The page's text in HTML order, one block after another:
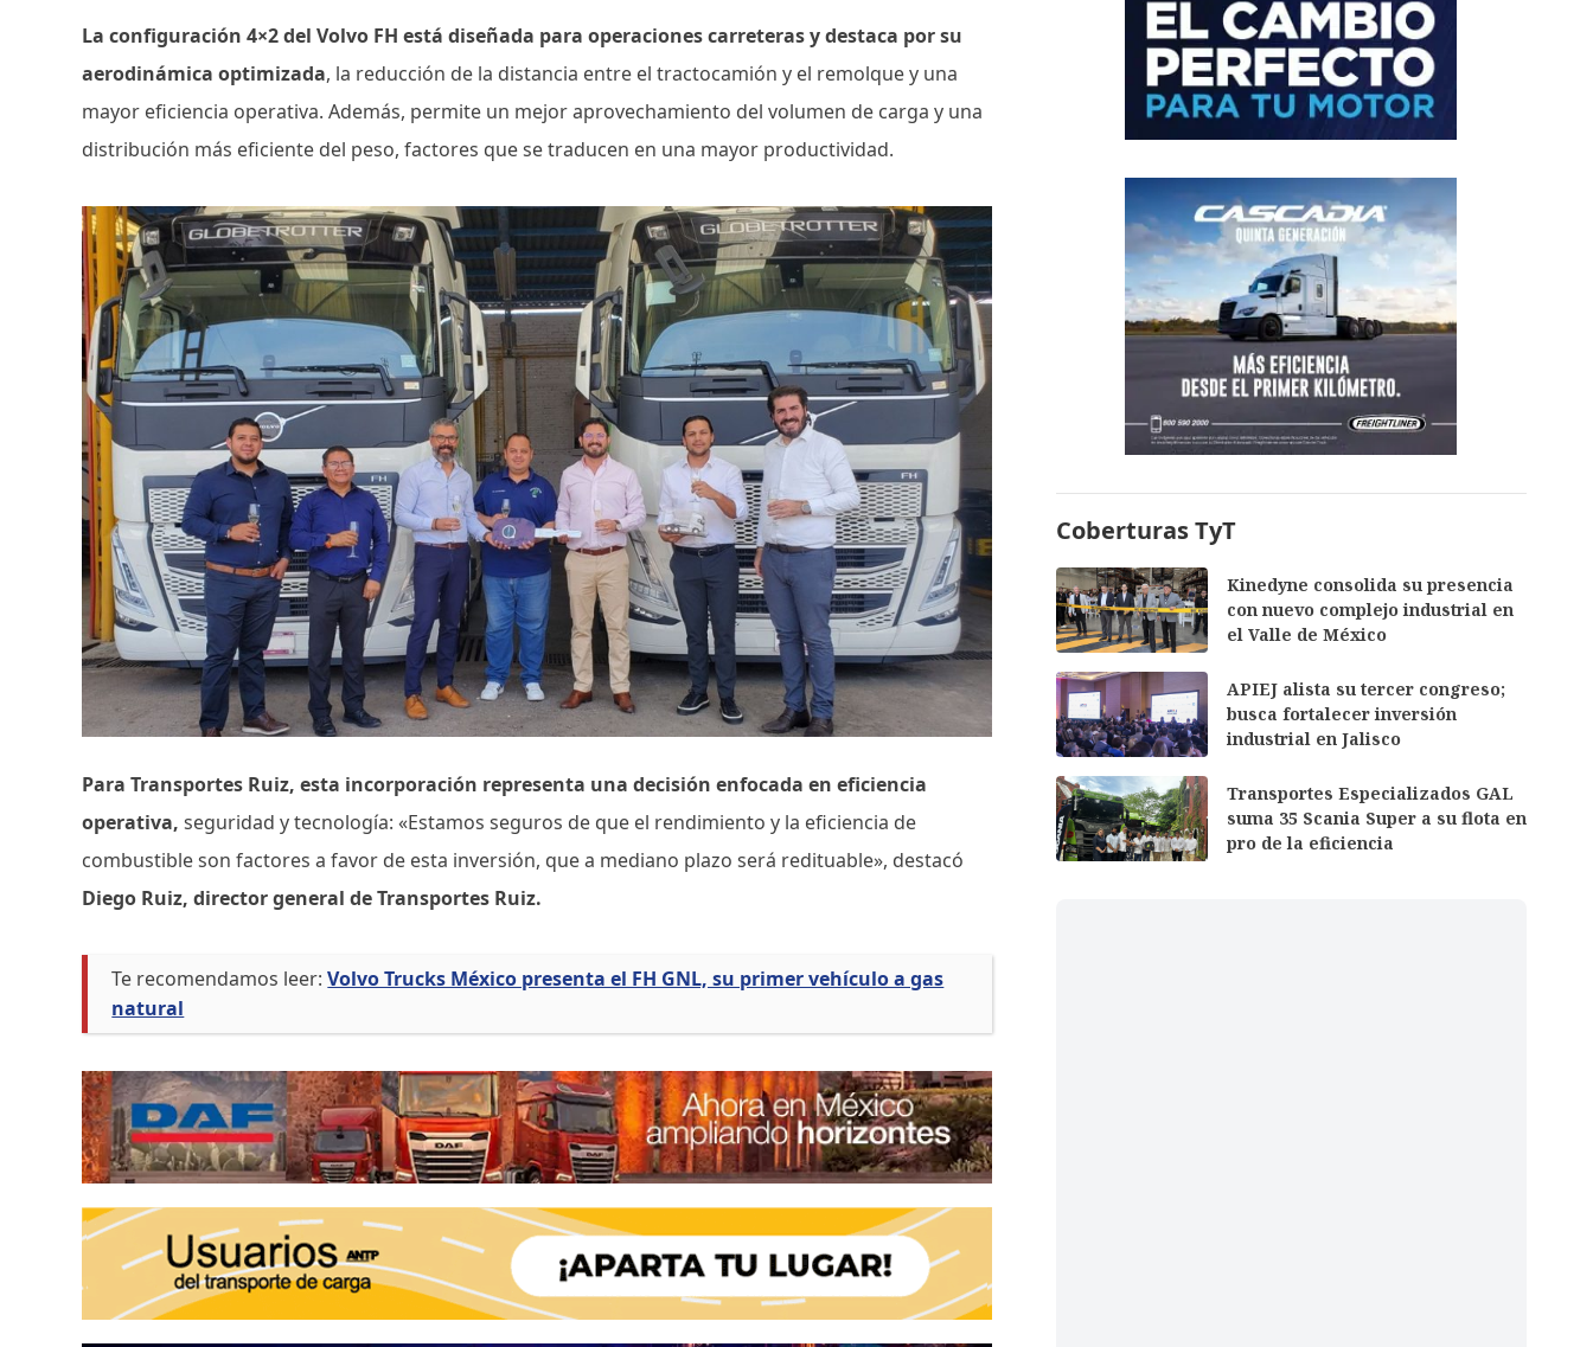
La configuración 4×2 del Volvo FH está diseñada para operaciones carreteras y destaca por su
aerodinámica optimizada, la reducción de la distancia entre el tractocamión y el remolque y una
mayor eficiencia operativa. Además, permite un mejor aprovechamiento del volumen de carga y una
distribución más eficiente del peso, factores que se traducen en una mayor productividad.
Para Transportes Ruiz, esta incorporación representa una decisión enfocada en eficiencia
operativa,seguridad y tecnología: «Estamos seguros de que el rendimiento y la eficiencia de
combustible son factores a favor de esta inversión, que a mediano plazo será redituable», destacó
Diego Ruiz, director general de Transportes Ruiz.
Te recomendamos leer: Volvo Trucks México presenta el FH GNL, su primer vehículo a gas
natural
Coberturas TyT
Kinedyne consolida su presencia
con nuevo complejo industrial en
el Valle de México
APIEJ alista su tercer congreso;
busca fortalecer inversión
industrial en Jalisco
Transportes Especializados GAL
suma 35 Scania Super a su flota en
pro de la eficiencia